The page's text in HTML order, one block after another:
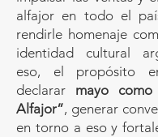
alfajor en todo el
rendirle homenaje
identidad cultural
eso, el propósito
declarar mayo
Alfajor”, generar
en torno a eso y